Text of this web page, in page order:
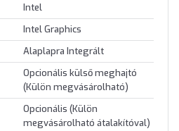
Intel
Intel Graphics
Alaplapra Integrált
Opcionális külső meghajtó
(Külön megvásárolható)
Opcionális (Külön
megvásárolható átalakítóval)